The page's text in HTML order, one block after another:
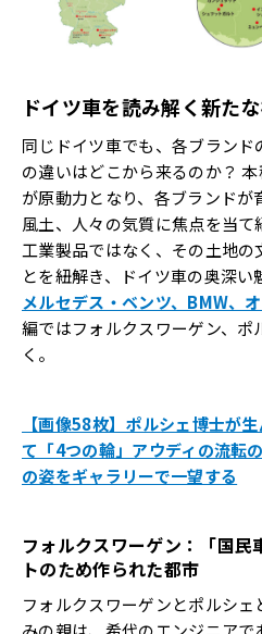
ドイツ車を読み解く新た
同じドイツ車でも、各ブラン
の違いはどこから来るのか？
が原動力となり、各ブランドが
風土、人々の気質に焦点を当
工業製品ではなく、その土地の
とを紐解き、ドイツ車の奥深い
メルセデス・ベンツ、BMW、
編ではフォルクスワーゲン、ポ
く。
【画像58枚】ポルシェ博士が
て「4つの輪」アウディの流転
の姿をギャラリーで一望する
フォルクスワーゲン：「国
トのため作られた都市
フォルクスワーゲンとポルシ